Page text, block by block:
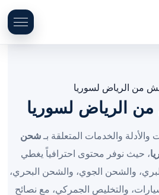
من الرياض لسوريا
الرياض لسوريا
والخدمات المتعلقة بـشحن
، حيث نوفر محتوى احترافياً يغطي
والشحن الجوي، والشحن البحري،
والتخليص الجمركي، مع نصائح